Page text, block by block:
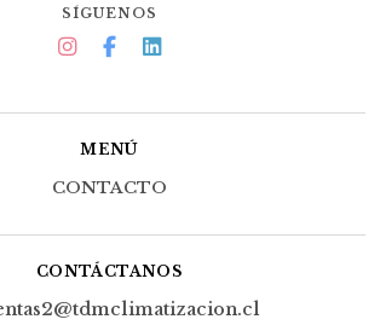
SÍGUENOS
MENÚ
CONTACTO
CONTÁCTANOS